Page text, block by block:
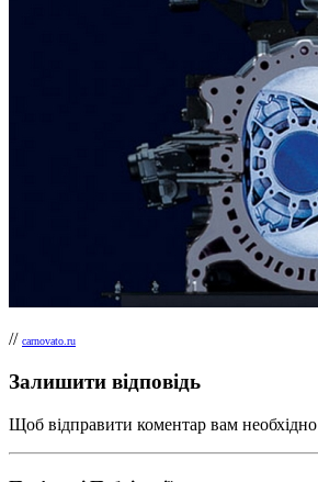
// carnovato.ru
Залишити відповідь
Щоб відправити коментар вам необхідно